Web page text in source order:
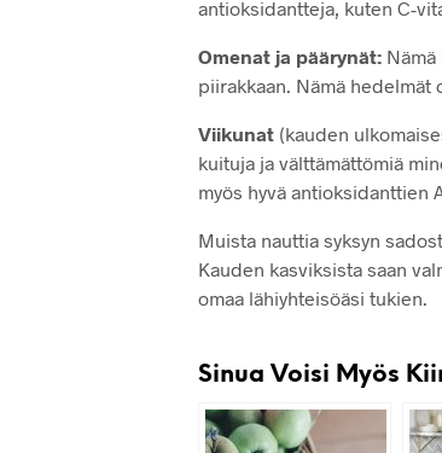
antioksidantteja, kuten C-
Omenat ja päärynät:Nämä
piirakkaan. Nämä hedelmät
Viikunat (kauden
kuituja ja välttämättömiä
myös hyvä antioksidanttien
Muista nauttia syksyn
Kauden kasviksista saan
omaa lähiyhteisöäsi tukien.
Sinua Voisi Myös